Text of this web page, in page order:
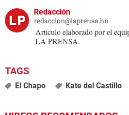
Redacción
redaccion@laprensa.hn
Artículo elaborado por el
LA PRENSA.
El Chapo Kate del Castillo